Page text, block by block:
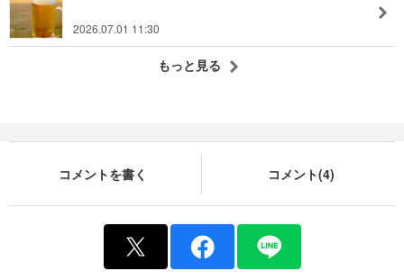
2026.07.01 11:30
もっと見る
コメントを書く コメント(4)